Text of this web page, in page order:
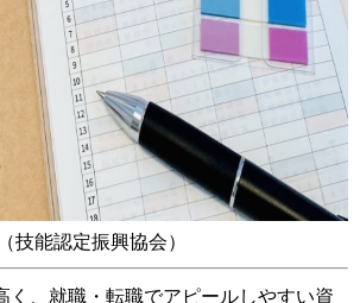
能認定振興協会）
く、就職・転職でアピールしやすい資